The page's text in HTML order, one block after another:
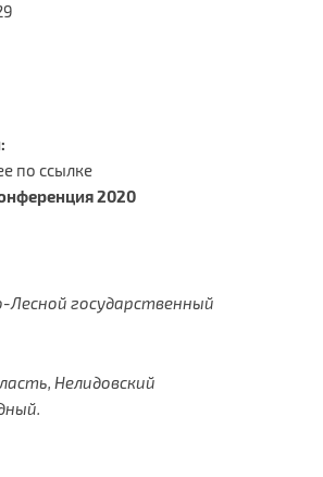
по ссылке
2020
Лесной государственный
Нелидовский